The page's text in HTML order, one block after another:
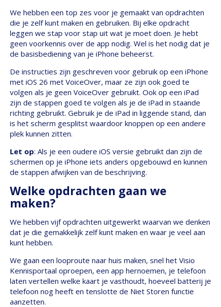
We hebben een top zes voor je gemaakt van opdrachten
die je zelf kunt maken en gebruiken. Bij elke opdracht
leggen we stap voor stap uit wat je moet doen. Je hebt
geen voorkennis over de app nodig. Wel is het nodig dat je
de basisbediening van je iPhone beheerst.
De instructies zijn geschreven voor gebruik op een iPhone
met iOS 26 met VoiceOver, maar ze zijn ook goed te
volgen als je geen VoiceOver gebruikt. Ook op een iPad
zijn de stappen goed te volgen als je de iPad in staande
richting gebruikt. Gebruik je de iPad in liggende stand, dan
is het scherm gesplitst waardoor knoppen op een andere
plek kunnen zitten.
Let op: Als je een oudere iOS versie gebruikt dan zijn de
schermen op je iPhone iets anders opgebouwd en kunnen
de stappen afwijken van de beschrijving.
Welke opdrachten gaan we
maken?
We hebben vijf opdrachten uitgewerkt waarvan we denken
dat je die gemakkelijk zelf kunt maken en waar je veel aan
kunt hebben.
We gaan een looproute naar huis maken, snel het Visio
Kennisportaal oproepen, een app hernoemen, je telefoon
laten vertellen welke kaart je vasthoudt, hoeveel batterij je
telefoon nog heeft en tenslotte de Niet Storen functie
aanzetten.